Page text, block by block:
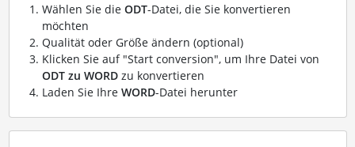
Wählen Sie die ODT-Datei, die Sie konvertieren
möchten
Qualität oder Größe ändern (optional)
Klicken Sie auf "Start conversion", um Ihre Datei von
ODT zu WORDzu konvertieren
Laden Sie Ihre WORD-Datei herunter